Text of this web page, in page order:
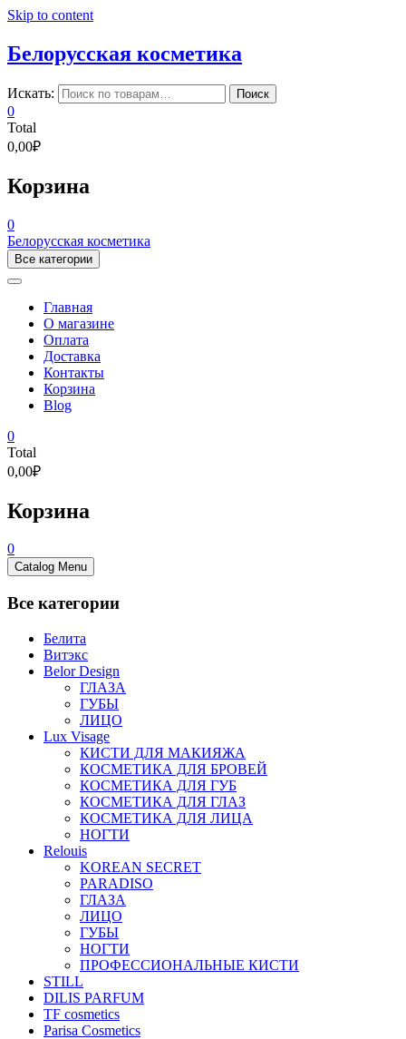
Skip to content
Белорусская косметика
Искать: Поиск
0
Total
0,00₽
Корзина
0
Белорусская косметика
Все категории
Главная
О магазине
Оплата
Доставка
Контакты
Корзина
Blog
0
Total
0,00₽
Корзина
0
Catalog Menu
Все категории
Белита
Витэкс
Belor Design
ГЛАЗА
ГУБЫ
ЛИЦО
Lux Visage
КИСТИ ДЛЯ МАКИЯЖА
КОСМЕТИКА ДЛЯ БРОВЕЙ
КОСМЕТИКА ДЛЯ ГУБ
КОСМЕТИКА ДЛЯ ГЛАЗ
КОСМЕТИКА ДЛЯ ЛИЦА
НОГТИ
Relouis
KOREAN SECRET
PARADISO
ГЛАЗА
ЛИЦО
ГУБЫ
НОГТИ
ПРОФЕССИОНАЛЬНЫЕ КИСТИ
STILL
DILIS PARFUM
TF cosmetics
Parisa Cosmetics